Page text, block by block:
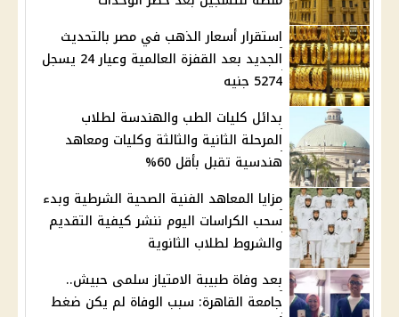
استقرار أسعار الذهب في مصر بالتحديث
الجديد بعد القفزة العالمية وعيار 24 يسجل
5274 جنيه
بدائل كليات الطب والهندسة لطلاب
المرحلة الثانية والثالثة وكليات ومعاهد
هندسية تقبل بأقل 60%
مزايا المعاهد الفنية الصحية الشرطية وبدء
سحب الكراسات اليوم ننشر كيفية التقديم
والشروط لطلاب الثانوية
بعد وفاة طبيبة الامتياز سلمى حبيش..
جامعة القاهرة: سبب الوفاة لم يكن ضغط